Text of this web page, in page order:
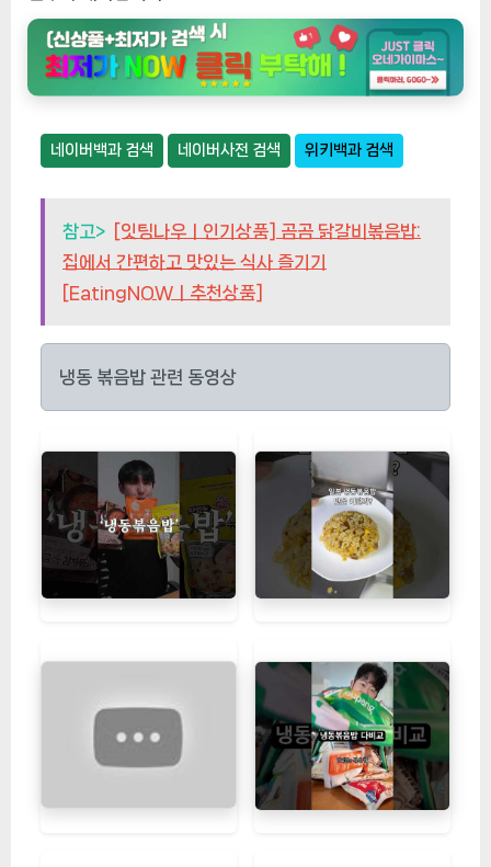
네이버백과 검색 네이버사전 검색 위키백과 검색
참고> [잇팅나우ㅣ인기상품] 곰곰 닭갈비볶음밥:
집에서 간편하고 맛있는 식사 즐기기
[EatingNOWㅣ추천상품]
냉동 볶음밥 관련 동영상